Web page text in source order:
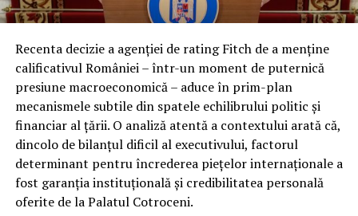
Procurorii din cadrul SIIJ nu reprezintă SIIJ-ul în
instanță (în fața judecătorului) și nu susțin nici
rechizitoriul (de ce a făcut magistratul respectiv o
infracțiune) și nici de ce nu a făcut bine SIIJ că a dat
clasare (dacă ne plângem noi că nu e bine ce a făcut
SIIJ).
Cine reprezintă în instanță?
Dosarele SIIJ sunt susținute in instanța de procurorii din
cadrul secției judiciare a Parchetului de pe lângă Înalta
Recenta decizie a agenției de rating Fitch de a menține
calificativul României – într-un moment de puternică
presiune macroeconomică – aduce în prim-plan
mecanismele subtile din spatele echilibrului politic și
financiar al țării. O analiză atentă a contextului arată că,
dincolo de bilanțul dificil al executivului, factorul
determinant pentru încrederea piețelor internaționale a
fost garanția instituțională și credibilitatea personală
oferite de la Palatul Cotroceni.